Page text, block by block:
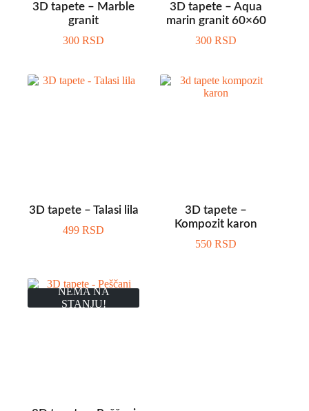
3D tapete – Marble
granit
300RSD
3D tapete – Aqua
marin granit 60×60
300RSD
3D tapete – Talasi lila
499RSD
3D tapete –
Kompozit karon
550RSD
NEMA NA
STANJU!